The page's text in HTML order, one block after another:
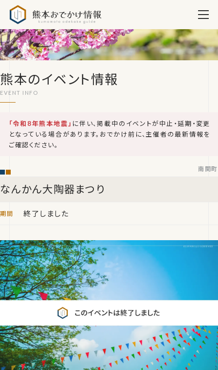
熊本のイベント情報
「令和8年熊本地震」 に伴い、掲載中のイベントが中止・延期・変更
となっている場合があります。おでかけ前に、主催者の最新情報を
ご確認ください。
なんかん大陶器まつり
南関町
終了しました